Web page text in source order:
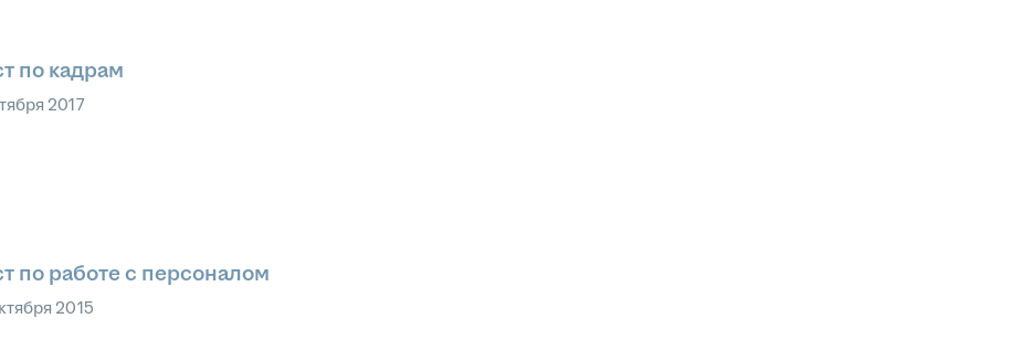
по кадрам
2017
по работе с персоналом
2015